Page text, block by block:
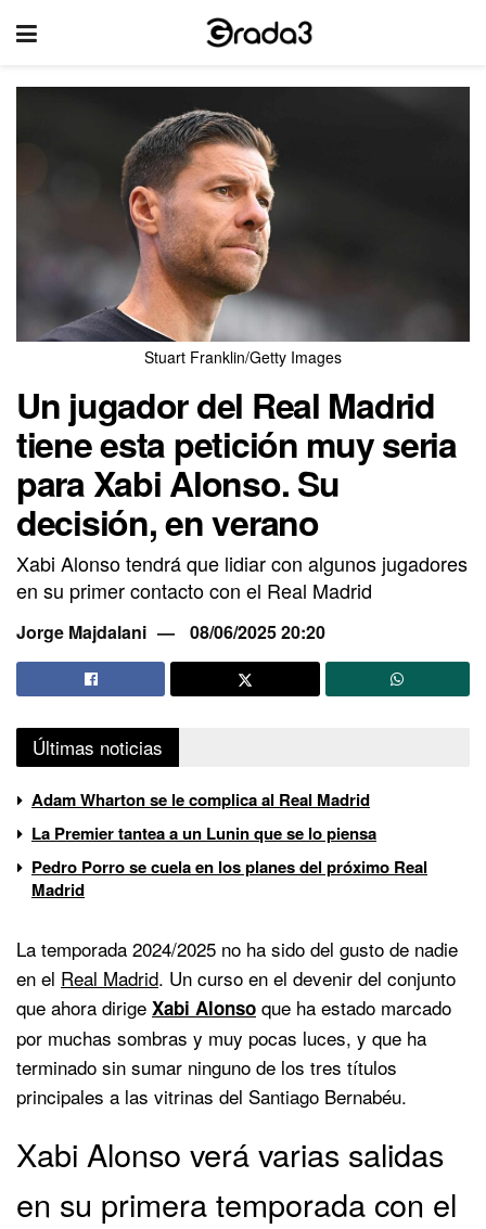
Stuart Franklin/Getty Images
Un jugador del Real Madrid
tiene esta petición muy seria
para Xabi Alonso. Su
decisión, en verano
Xabi Alonso tendrá que lidiar con algunos jugadores
en su primer contacto con el Real Madrid
Jorge Majdalani 08/06/2025 20:20
Últimas noticias
Adam Wharton se le complica al Real Madrid
La Premier tantea a un Lunin que se lo piensa
Pedro Porro se cuela en los planes del próximo Real
Madrid
La temporada 2024/2025 no ha sido del gusto de nadie
en el Real Madrid. Un curso en el devenir del conjunto
que ahora dirige Xabi Alonso que ha estado marcado
por muchas sombras y muy pocas luces, y que ha
terminado sin sumar ninguno de los tres títulos
principales a las vitrinas del Santiago Bernabéu.
Xabi Alonso verá varias salidas
en su primera temporada con el